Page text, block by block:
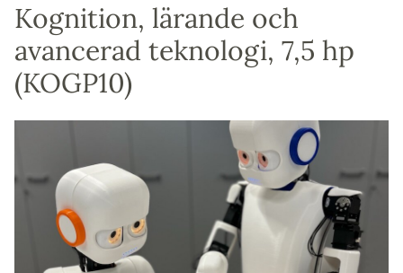
Kognition, lärande och
avancerad teknologi, 7,5 hp
(KOGP10)